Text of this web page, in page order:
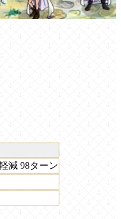
減 98ターン